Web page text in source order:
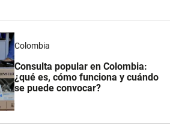
Colombia
Consulta popular en Colombia:
¿qué es, cómo funciona y cuándo
se puede convocar?